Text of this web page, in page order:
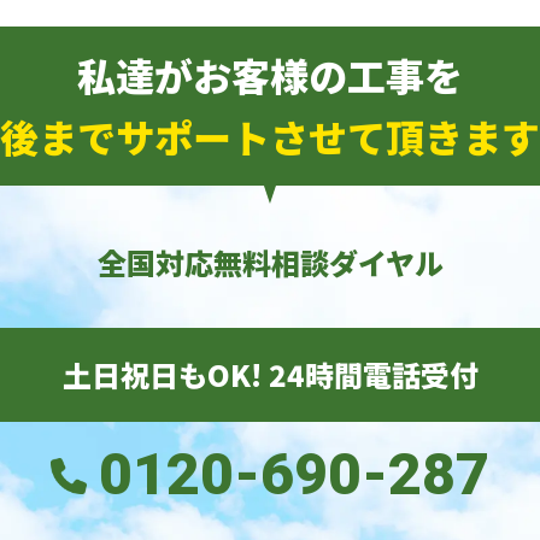
私達がお客様の工事を
までサポートさせて頂きま
全国対応無料相談ダイヤル
土日祝日もOK! 24時間電話受付
0120-690-287